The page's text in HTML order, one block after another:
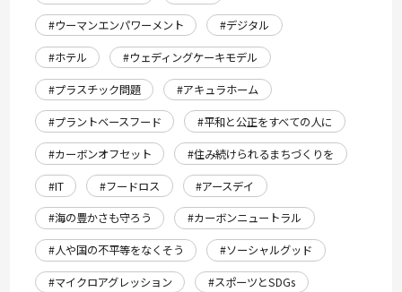
#ウーマンエンパワーメント
#デジタル
#ホテル
#ウェディングケーキモデル
#プラスチック問題
#アキュラホーム
#プラントベースフード
#平和と公正をすべての人に
#カーボンオフセット
#住み続けられるまちづくりを
#IT
#フードロス
#アースデイ
#海の豊かさも守ろう
#カーボンニュートラル
#人や国の不平等をなくそう
#ソーシャルグッド
#マイクロアグレッション
#スポーツとSDGs